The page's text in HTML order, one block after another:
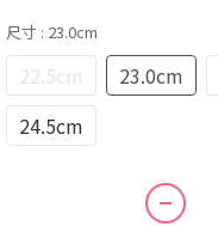
尺寸 : 23.0cm
22.5cm 23.0cm
24.5cm